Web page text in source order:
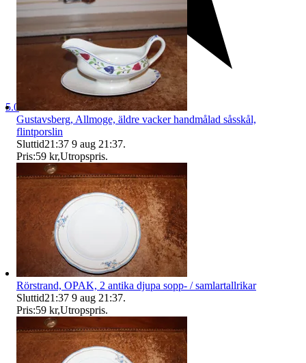
5.0
Gustavsberg, Allmoge, äldre vacker handmålad såsskål,
flintporslin
Sluttid21:37 9 aug 21:37.
Pris:59 kr,Utropspris.
Rörstrand, OPAK, 2 antika djupa sopp- / samlartallrikar
Sluttid21:37 9 aug 21:37.
Pris:59 kr,Utropspris.